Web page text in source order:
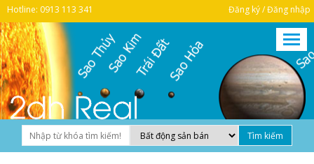
Hotline: 0913 113 341 Đăng ký / Đăng nhập